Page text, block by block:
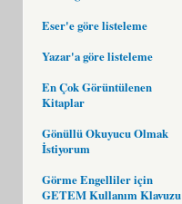
Eser'e göre listeleme
Yazar'a göre listeleme
En Çok Görüntülenen
Kitaplar
Gönüllü Okuyucu Olmak
İstiyorum
Görme Engelliler için
GETEM Kullanım Klavuzu